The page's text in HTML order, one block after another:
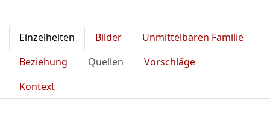
Einzelheiten Bilder
Unmittelbaren Familie
Beziehung
Quellen
Vorschläge
Kontext